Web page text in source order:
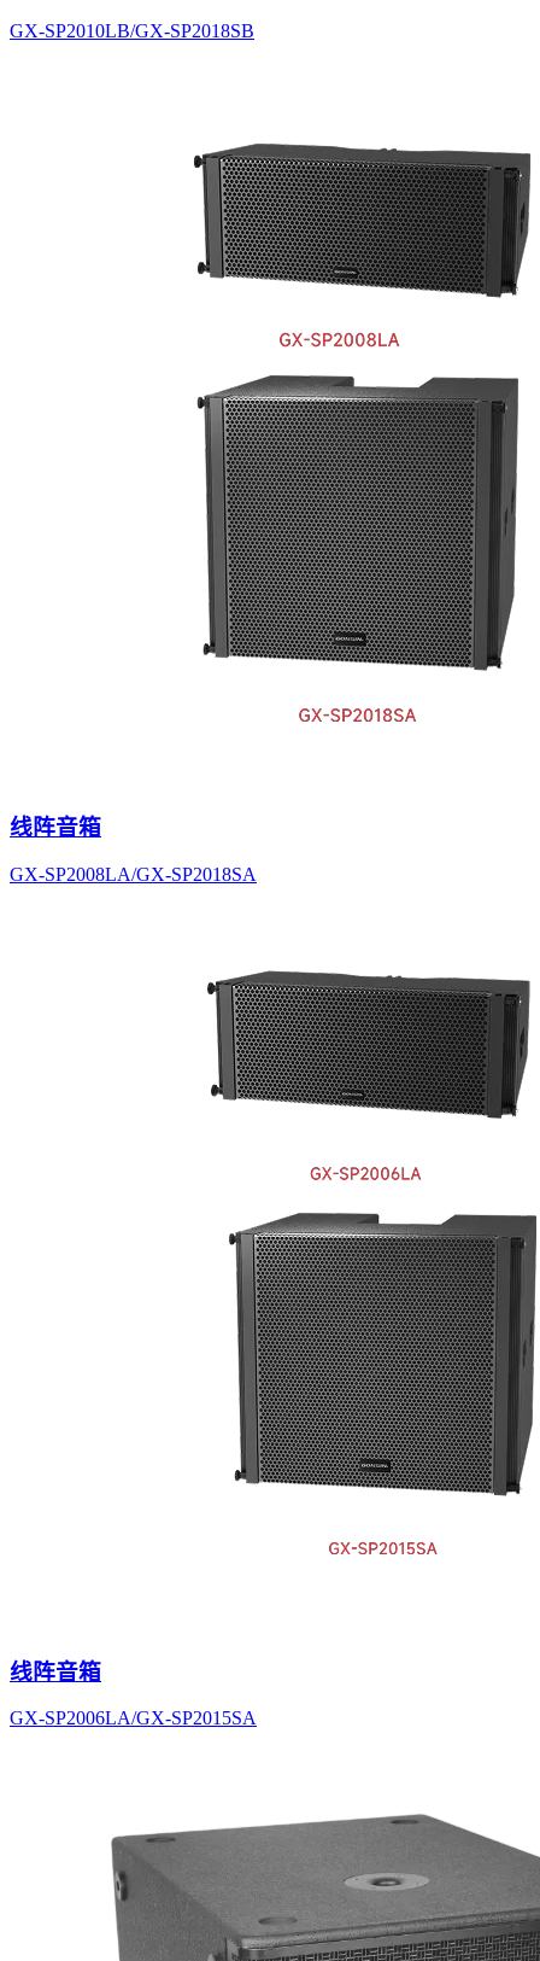
GX-SP2010LB/GX-SP2018SB
线阵音箱
GX-SP2008LA/GX-SP2018SA
线阵音箱
GX-SP2006LA/GX-SP2015SA